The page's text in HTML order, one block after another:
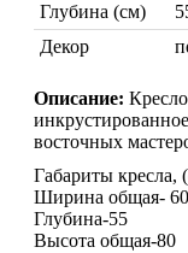
Глубина (см)
Декор
Описание:
восточных
Габариты кресла,
Ширина общая- 60
Глубина-55
Высота общая-80